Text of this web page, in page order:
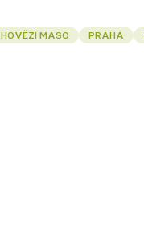
HOVĚZÍ MASO PRAHA